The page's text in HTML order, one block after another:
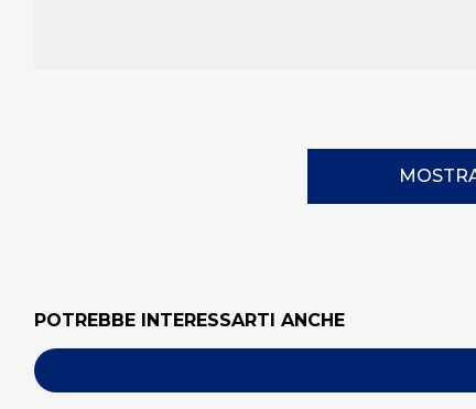
POTREBBE INTERESSARTI ANCHE